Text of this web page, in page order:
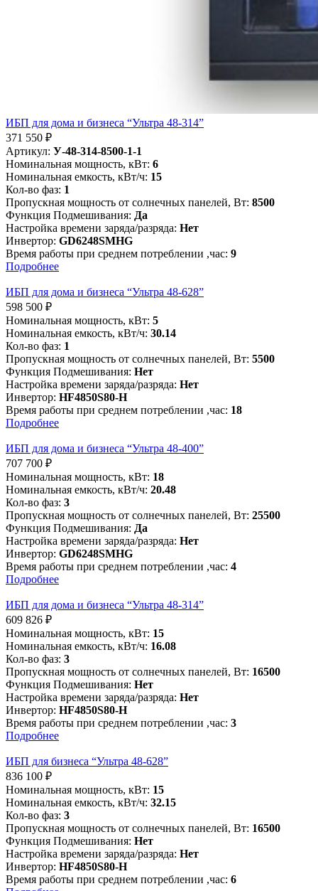
ИБП для дома и бизнеса “Ультра 48-314”
371 550 ₽
Артикул: У-48-314-8500-1-1
Номинальная мощность, кВт: 6
Номинальная емкость, кВт/ч: 15
Кол-во фаз: 1
Пропускная мощность от солнечных панелей, Вт: 8500
Функция Подмешивания: Да
Настройка времени заряда/разряда: Нет
Инвертор: GD6248SMHG
Время работы при среднем потреблении ,час: 9
Подробнее
ИБП для дома и бизнеса “Ультра 48-628”
598 500 ₽
Номинальная мощность, кВт: 5
Номинальная емкость, кВт/ч: 30.14
Кол-во фаз: 1
Пропускная мощность от солнечных панелей, Вт: 5500
Функция Подмешивания: Нет
Настройка времени заряда/разряда: Нет
Инвертор: HF4850S80-H
Время работы при среднем потреблении ,час: 18
Подробнее
ИБП для дома и бизнеса “Ультра 48-400”
707 700 ₽
Номинальная мощность, кВт: 18
Номинальная емкость, кВт/ч: 20.48
Кол-во фаз: 3
Пропускная мощность от солнечных панелей, Вт: 25500
Функция Подмешивания: Да
Настройка времени заряда/разряда: Нет
Инвертор: GD6248SMHG
Время работы при среднем потреблении ,час: 4
Подробнее
ИБП для дома и бизнеса “Ультра 48-314”
609 826 ₽
Номинальная мощность, кВт: 15
Номинальная емкость, кВт/ч: 16.08
Кол-во фаз: 3
Пропускная мощность от солнечных панелей, Вт: 16500
Функция Подмешивания: Нет
Настройка времени заряда/разряда: Нет
Инвертор: HF4850S80-H
Время работы при среднем потреблении ,час: 3
Подробнее
ИБП для бизнеса “Ультра 48-628”
836 100 ₽
Номинальная мощность, кВт: 15
Номинальная емкость, кВт/ч: 32.15
Кол-во фаз: 3
Пропускная мощность от солнечных панелей, Вт: 16500
Функция Подмешивания: Нет
Настройка времени заряда/разряда: Нет
Инвертор: HF4850S80-H
Время работы при среднем потреблении ,час: 6